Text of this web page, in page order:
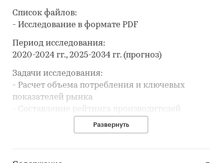
Список файлов:
- Исследование в формате PDF
Период исследования:
2020-2024 гг., 2025-2034 гг. (прогноз)
Задачи исследования:
- Расчет объема потребления и ключевых
показателей рынка
- Составление рейтинга производителей
- Анализ импорта и экспорта
- Формирование прогноза развития рынка
В разделе `Ведущие производители`
Развернуть